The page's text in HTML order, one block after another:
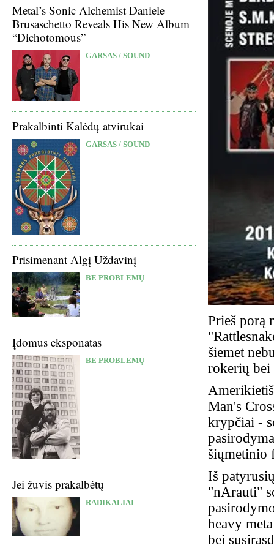
Metal’s Sonic Alchemist Daniele
Brusaschetto Reveals His New Album
“Dichotomous”
GARSAS / SOUND
Prakalbinti Kalėdų atvirukai
GARSAS / SOUND
Prisimenant Algį Uždavinį
BE PROBLEMŲ
Įdomus eksponatas
BE PROBLEMŲ
Jei žuvis prakalbėtų
RADIKALIAI
Prieš porą
šiemet
rokerių
Man's
krypčiai -
šiųmetinio
Iš
"nArauti"
heavy
bei